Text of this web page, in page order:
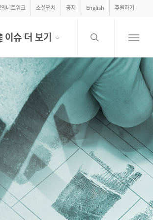
네트워크 소셜펀치 공지 English 후원하기
이슈 더 보기
search
Menu